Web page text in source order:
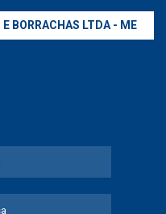
BORRACHAS LTDA - ME